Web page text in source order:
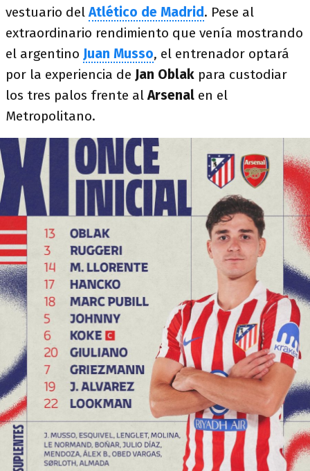
vestuario delAtlético de Madrid. Pese al
extraordinario rendimiento que venía mostrando
el argentino Juan Musso, el entrenador optará
por la experiencia de Jan Oblak para custodiar
los tres palos frente alArsenal en el
Metropolitano.